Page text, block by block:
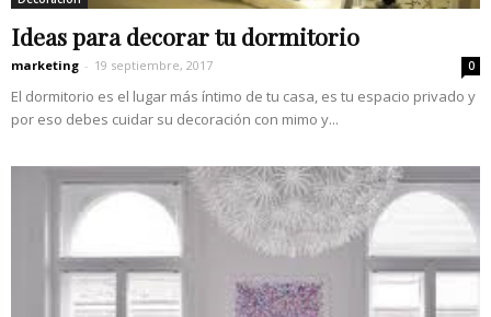
Ideas para decorar tu dormitorio
marketing - 19 septiembre, 2017 0
El dormitorio es el lugar más íntimo de tu casa, es tu espacio privado y
por eso debes cuidar su decoración con mimo y...